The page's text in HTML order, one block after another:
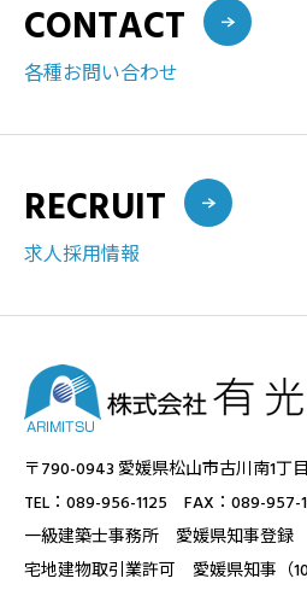
CONTACT
各種お問い合わせ
RECRUIT
求人採用情報
〒790-0943 愛媛県松山市古川南1丁
TEL：089-956-1125 FAX：089-957-
一級建築士事務所 愛媛県知事登録
宅地建物取引業許可 愛媛県知事（